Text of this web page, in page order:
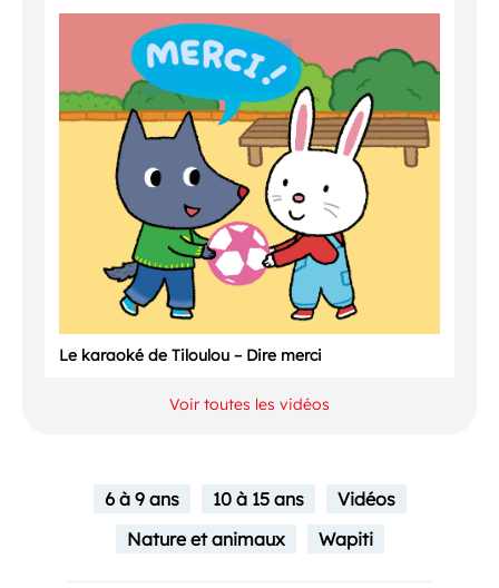
Le karaoké de Tiloulou – Dire merci
Voir toutes les vidéos
6 à 9 ans 10 à 15 ans
Vidéos
Nature et animaux
Wapiti